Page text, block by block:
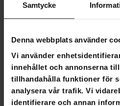
Samtycke
Denna webbplats använder
Vi använder
innehållet och annonserna till
tillhandahålla funktioner för
analysera vår trafik. Vi
identifierare och annan
4,7